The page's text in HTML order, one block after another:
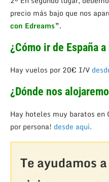
precio más bajo que nos
con Edreams”.
¿Cómo ir de España
Hay vuelos por 20€ I/V
¿Dónde nos
Hay hoteles muy baratos
por persona! desde aquí.
Te ayudamos